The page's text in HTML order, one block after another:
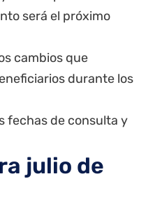
será el próximo
cambios que
durante los
fechas de consulta y
julio de